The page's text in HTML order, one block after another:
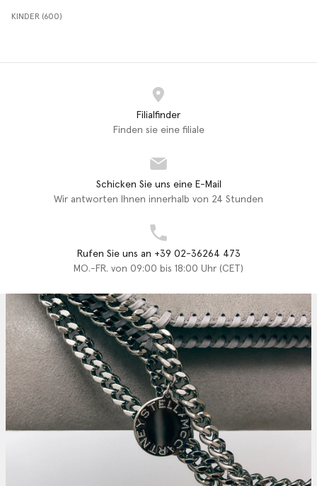
KINDER (600)
Filialfinder
Finden sie eine filiale
Schicken Sie uns eine E-Mail
Wir antworten Ihnen innerhalb von 24 Stunden
Rufen Sie uns an +39 02-36264 473
MO.-FR. von 09:00 bis 18:00 Uhr (CET)